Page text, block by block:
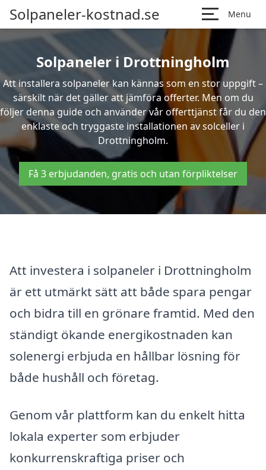
Solpaneler-kostnad.se Menu
Solpaneler i Drottningholm
Att installera solpaneler kan kännas som en stor uppgift –
särskilt när det gäller att jämföra offerter. Men om du
följer denna guide och använder vår offerttjänst får du den
enklaste och tryggaste installationen av solceller i
Drottningholm.
Få 3 erbjudanden, gratis och utan förpliktelser
Att investera i solpaneler i Drottningholm
är ett utmärkt sätt att både spara pengar
och bidra till en grönare framtid. Med den
ständigt ökande energikostnaden kan
solenergi erbjuda en hållbar lösning för
både hushåll och företag.
Genom vår plattform kan du enkelt hitta
lokala experter som erbjuder
konkurrenskraftiga priser och